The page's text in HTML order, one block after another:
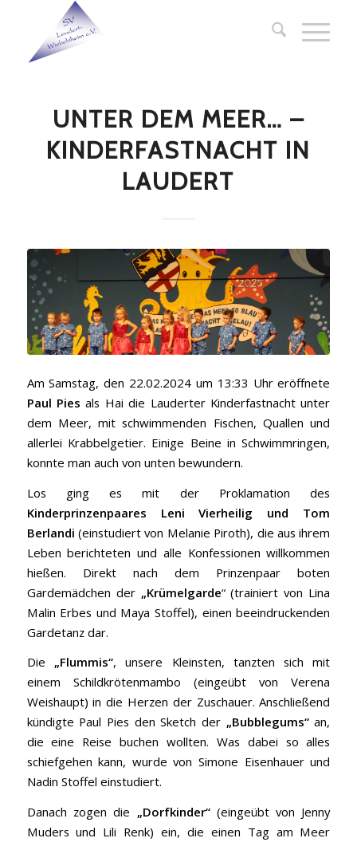
UNTER DEM MEER… –
KINDERFASTNACHT IN
LAUDERT
Am Samstag, den 22.02.2024 um 13:33 Uhr eröffnete
Paul Pies als Hai die Lauderter Kinderfastnacht unter
dem Meer, mit schwimmenden Fischen, Quallen und
allerlei Krabbelgetier. Einige Beine in Schwimmringen,
konnte man auch von unten bewundern.
Los ging es mit der Proklamation des
Kinderprinzenpaares Leni Vierheilig und Tom
Berlandi (einstudiert von Melanie Piroth), die aus ihrem
Leben berichteten und alle Konfessionen willkommen
hießen. Direkt nach dem Prinzenpaar boten
Gardemädchen der „Krümelgarde“ (trainiert von Lina
Malin Erbes und Maya Stoffel), einen beeindruckenden
Gardetanz dar.
Die „Flummis“, unsere Kleinsten, tanzten sich mit
einem Schildkrötenmambo (eingeübt von Verena
Weishaupt) in die Herzen der Zuschauer. Anschließend
kündigte Paul Pies den Sketch der „Bubblegums“an,
die eine Reise buchen wollten. Was dabei so alles
schiefgehen kann, wurde von Simone Eisenhauer und
Nadin Stoffel einstudiert.
Danach zogen die „Dorfkinder“(eingeübt von Jenny
Muders und Lili Renk) ein, die einen Tag am Meer